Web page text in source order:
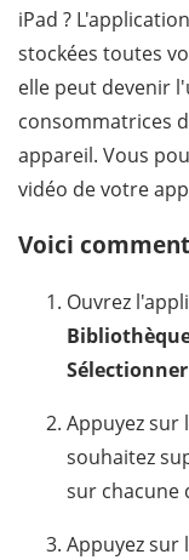
iPad ?
stockées toutes
elle peut devenir
consommatrices
appareil. Vous
vidéo de votre
Voici
Ouvrez
Sélectionner
Appuyez sur
souhaitez
sur chacune
Appuyez sur